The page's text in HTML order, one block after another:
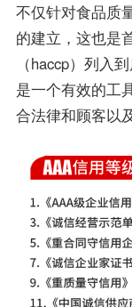
不仅针对食品质
的建立，这也是
（haccp）列入
是一个有效的工
合法律和顾客以